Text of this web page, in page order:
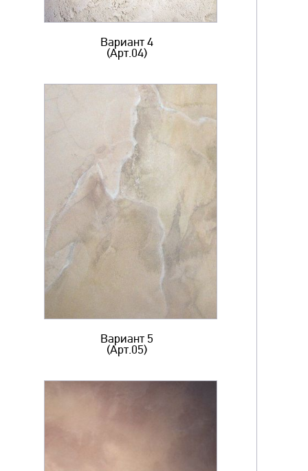
Вариант 4
(Арт.04)
Вариант 5
(Арт.05)